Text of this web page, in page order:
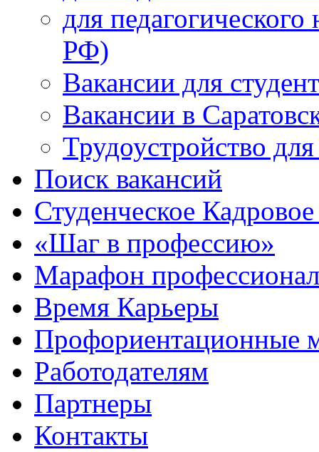
для
РФ)
Вакансии для
Вакансии в
Трудоустройство
Поиск вакансий
Студенческое Кадровое
«Шаг в профессию»
Марафон
Время Карьеры
Профориентационные
Работодателям
Партнеры
Контакты